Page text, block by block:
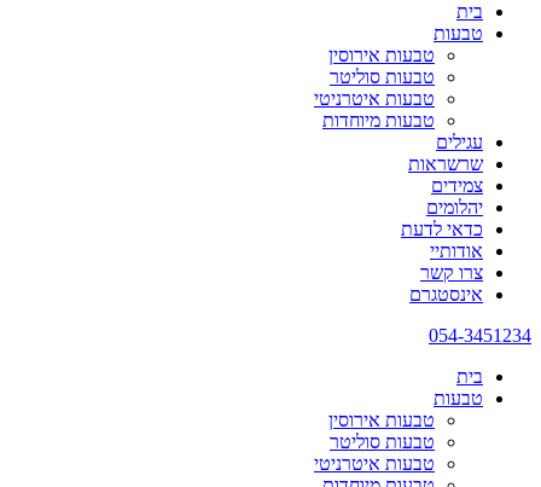
בית
טבעות
טבעות אירוסין
טבעות סוליטר
טבעות איטרניטי
טבעות מיוחדות
עגילים
שרשראות
צמידים
יהלומים
כדאי לדעת
אודותיי
צרו קשר
אינסטגרם
054-3451234
בית
טבעות
טבעות אירוסין
טבעות סוליטר
טבעות איטרניטי